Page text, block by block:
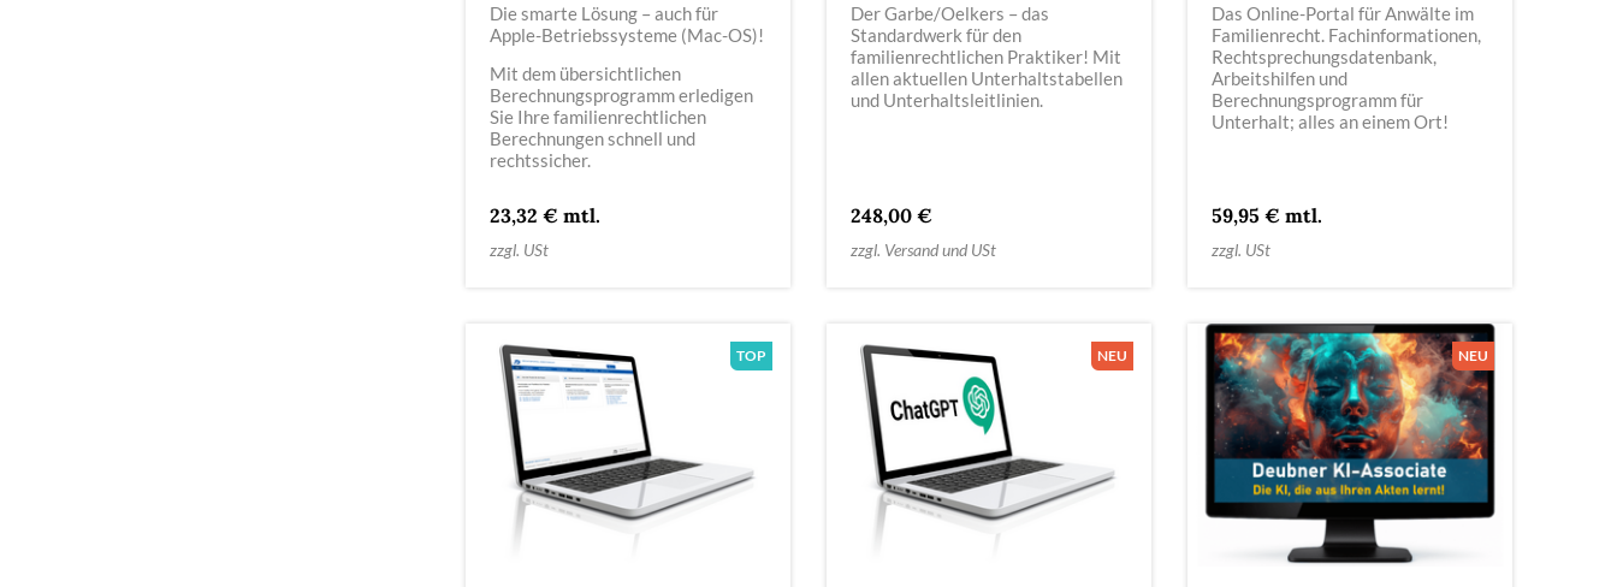
Die smarte Lösung – auch für
Apple-Betriebssysteme (Mac-OS)!
Mit dem übersichtlichen
Berechnungsprogramm erledigen
Sie Ihre familienrechtlichen
Berechnungen schnell und
rechtssicher.
23,32 € mtl.
zzgl. USt
Der Garbe/Oelkers – das
Standardwerk für den
familienrechtlichen Praktiker! Mit
allen aktuellen Unterhaltstabellen
und Unterhaltsleitlinien.
248,00 €
zzgl. Versand und USt
Das Online-Portal für Anwälte im
Familienrecht. Fachinformationen,
Rechtsprechungsdatenbank,
Arbeitshilfen und
Berechnungsprogramm für
Unterhalt; alles an einem Ort!
59,95 € mtl.
zzgl. USt